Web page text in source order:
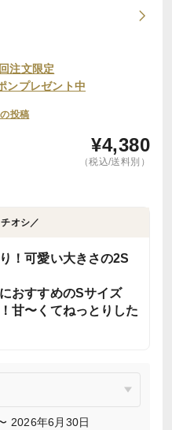
注文限定
ンプレゼント中
投稿
¥4,380
（税込/送料別）
オシ／
！可愛い大きさの2S
おすすめのSサイズ
甘〜くてねっとりした
2026年6月30日